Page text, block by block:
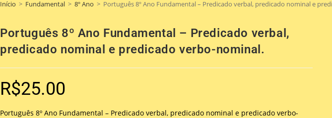
Início > Fundamental > 8º Ano > Português 8º Ano Fundamental – Predicado verbal, predicado nominal e
Português 8º Ano Fundamental – Predicado verbal,
predicado nominal e predicado verbo-nominal.
R$25.00
Português 8º Ano Fundamental – Predicado verbal, predicado nominal e predicado verbo-